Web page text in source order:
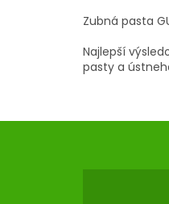
Zubná pasta
Najlepší
pasty a